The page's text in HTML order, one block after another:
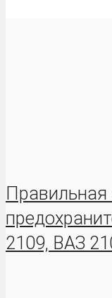
Правильная
2109, ВАЗ